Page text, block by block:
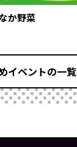
か野菜
イベントの一覧